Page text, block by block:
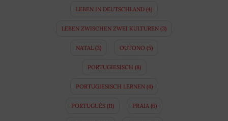
LEBEN IN DEUTSCHLAND (4)
LEBEN ZWISCHEN ZWEI KULTUREN (3)
NATAL(3) OUTONO (5)
PORTUGIESISCH (8)
PORTUGIESISCH LERNEN(4)
PORTUGUÊS (11) PRAIA (6)